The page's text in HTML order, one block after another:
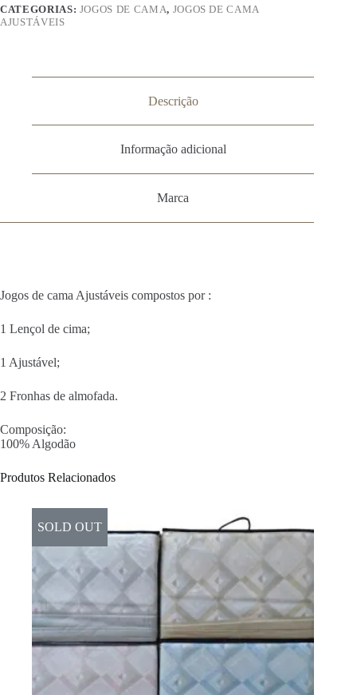
CATEGORIAS: JOGOS DE CAMA, JOGOS DE CAMA
AJUSTÁVEIS
Descrição
Informação adicional
Marca
Jogos de cama Ajustáveis compostos por :
1 Lençol de cima;
1 Ajustável;
2 Fronhas de almofada.
Composição:
100% Algodão
Produtos Relacionados
SOLD OUT